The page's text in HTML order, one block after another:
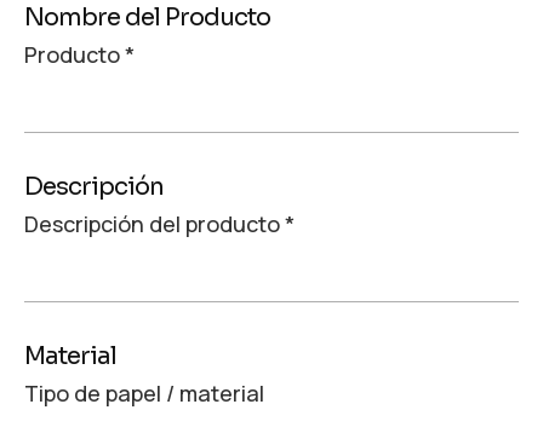
Nombre del Producto
Producto*
Descripción
Descripción del producto*
Material
Tipo de papel / material